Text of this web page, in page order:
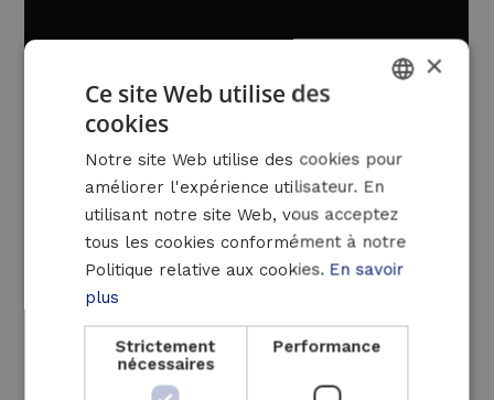
Luminus Solutions assure également la
maintenance omnium de l’installation avec
ses propres techniciens à proximité du site.
Cela permet une intervention rapide en cas
de problème, tant sur place qu’à distance.
Grâce à son système de surveillance en
ligne, Luminus Solutions peut surveiller et
FRENCH
×
Ce site Web utilise des
cookies
Notre site Web utilise des cookies pour
améliorer l'expérience utilisateur. En
utilisant notre site Web, vous acceptez
tous les cookies conformément à notre
Politique relative aux cookies. En savoir
plus
Strictement
nécessaires
Performance